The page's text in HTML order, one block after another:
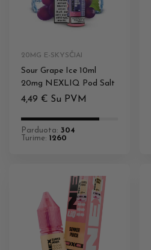
20MG E-SKYSČIAI
Sour Grape Ice 10ml
20mg NEXLIQ Pod Salt
4,49 € Su PVM
Parduota: 304
Turime: 1260